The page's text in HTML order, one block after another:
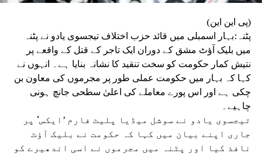
(پی این این)
پٹنہ:بہار اسمبلی میں قائد حزب اختلاف تیجسوی یادو نے پٹنہ
میں بلیک آؤٹ مشق کے دوران ایک تاجر کے قتل کے واقعے پر
نتیش کمار حکومت کو سخت تنقید کا نشانہ بنایا ہے۔ انہوں نے
کہا کہ بہار میں حکومت عملی طور پر مجرموں کی معاون بن
چکی ہے اور اس پورے معاملے کی اعلیٰ سطحی جانچ ہونی
چاہیے۔
تیجسوی یادو نے سوشل میڈیا پلیٹ فارم ’ایکس‘ پر
جاری اپنے بیان میں کہا کہ حکومت نے بلیک آؤٹ
نافذ کیا اور پٹنہ میں مجرموں نے اسی اندھیرے کو